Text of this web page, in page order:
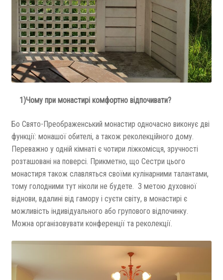
1)Чому при монастирі комфортно відпочивати?
Бо Свято-Преображенський монастир одночасно виконує дві
функції: монашої обителі, а також реколекційного дому.
Переважно у одній кімнаті є чотири ліжкомісця, зручності
розташовані на поверсі. Прикметно, що Сестри цього
монастиря також славляться своїми кулінарними талантами,
тому голодними тут ніколи не будете. З метою духовної
віднови, вдалині від гамору і суєти світу, в монастирі є
можливість індивідуального або групового відпочинку.
Можна організовувати конференції та реколекції.